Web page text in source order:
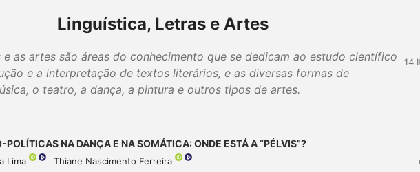
Linguística, Letras e Artes
14
as artes são áreas do conhecimento que se dedicam ao estudo científico
e a interpretação de textos literários, e as diversas formas de
o teatro, a dança, a pintura e outros tipos de artes.
POLÍTICAS NA DANÇA E NA SOMÁTICA: ONDE ESTÁ A “PÉLVIS”?
Lima Thiane Nascimento Ferreira